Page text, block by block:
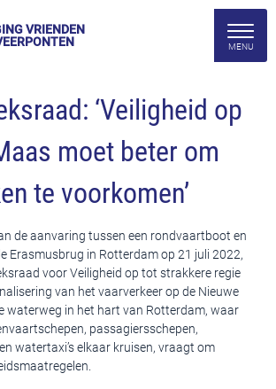
VRIENDEN
‘Veiligheid op
moet beter om
te voorkomen’
de aanvaring tussen een rondvaartboot en
Erasmusbrug in Rotterdam op 21 juli 2022,
voor Veiligheid op tot strakkere regie
van het vaarverkeer op de Nieuwe
waterweg in het hart van Rotterdam, waar
passagiersschepen,
watertaxi’s elkaar kruisen, vraagt om